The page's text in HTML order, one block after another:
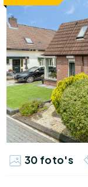
30 foto's